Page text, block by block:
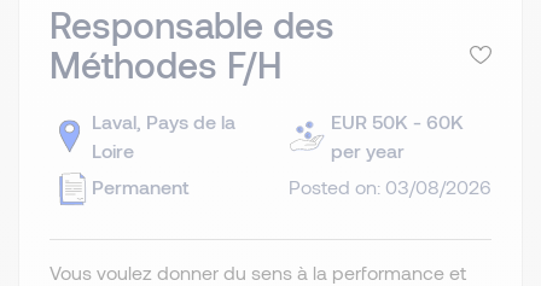
Responsable des
Méthodes F/H
Laval, Pays de la
Loire
Permanent
EUR 50K - 60K
per year
Posted on: 03/08/2026
Vous voulez donner du sens à la performance et